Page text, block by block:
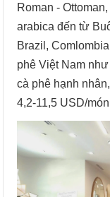
Roman -
arabica đến từ
Brazil,
phê Việt Nam
cà phê hạnh
4,2-11,5 USD/món